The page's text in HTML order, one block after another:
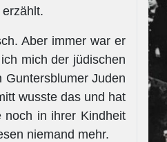
Aber immer war er
mich der jüdischen
Guntersblumer Juden
wusste das und hat
noch in ihrer Kindheit
niemand mehr.